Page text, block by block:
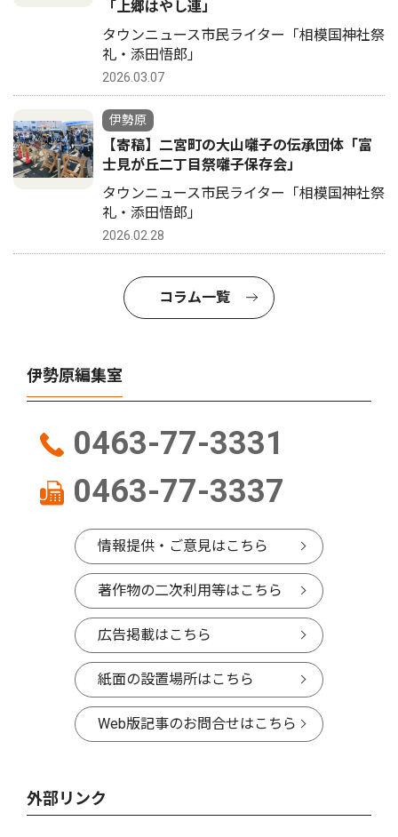
「上郷はやし連」
タウンニュース市民ライター「相模国神社祭
礼・添田悟郎」
2026.03.07
伊勢原
【寄稿】二宮町の大山囃子の伝承団体「富
士見が丘二丁目祭囃子保存会」
タウンニュース市民ライター「相模国神社祭
礼・添田悟郎」
2026.02.28
コラム一覧
伊勢原編集室
0463-77-3331
0463-77-3337
情報提供・ご意見はこちら
著作物の二次利用等はこちら
広告掲載はこちら
紙面の設置場所はこちら
Web版記事のお問合せはこちら
外部リンク